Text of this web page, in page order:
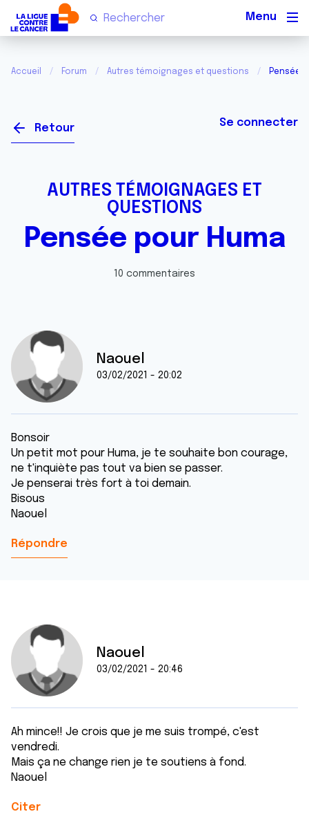
Accueil Forum Autres témoignages et questions Pensée
Retour Se connecter
AUTRES TÉMOIGNAGES ET
QUESTIONS
Pensée pour Huma
10 commentaires
Naouel
03/02/2021 - 20:02
Bonsoir
Un petit mot pour Huma, je te souhaite bon courage,
ne t'inquiète pas tout va bien se passer.
Je penserai très fort à toi demain.
Bisous
Naouel
Répondre
Naouel
03/02/2021 - 20:46
Ah mince!! Je crois que je me suis trompé, c'est
vendredi.
Mais ça ne change rien je te soutiens à fond.
Naouel
Citer